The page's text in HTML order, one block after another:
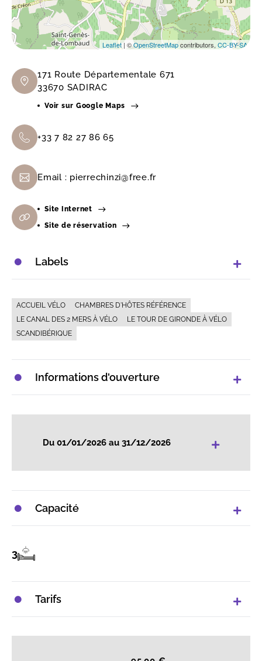
Leaflet | ©OpenStreetMapcontributors, CC-BY-SA
171 Route Départementale 671
33670 SADIRAC
Voir sur Google Maps
+33 7 82 27 86 65
Email : pierrechinzi@free.fr
Site Internet
Site de réservation
Labels
ACCUEIL VÉLO
CHAMBRES D'HÔTES RÉFÉRENCE
LE CANAL DES 2 MERS À VÉLO
LE TOUR DE GIRONDE À VÉLO
SCANDIBÉRIQUE
Informations d'ouverture
Du 01/01/2026 au 31/12/2026 +
Capacité
3
Tarifs